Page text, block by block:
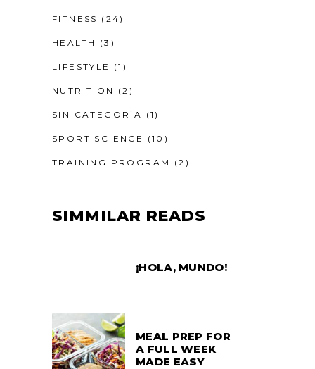
FITNESS (24)
HEALTH (3)
LIFESTYLE (1)
NUTRITION (2)
SIN CATEGORÍA (1)
SPORT SCIENCE (10)
TRAINING PROGRAM (2)
SIMMILAR READS
¡HOLA, MUNDO!
MEAL PREP FOR
A FULL WEEK
MADE EASY